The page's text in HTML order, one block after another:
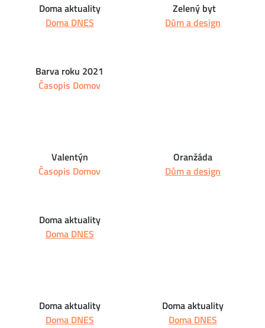
Doma aktuality
Doma DNES
Zelený byt
Dům a design
Barva roku 2021
Časopis Domov
Valentýn
Časopis Domov
Oranžáda
Dům a design
Doma aktuality
Doma DNES
Doma aktuality
Doma DNES
Doma aktuality
Doma DNES